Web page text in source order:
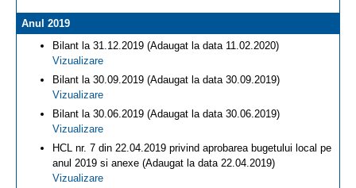
Anul 2019
Bilant la 31.12.2019 (Adaugat la data 11.02.2020)
Vizualizare
Bilant la 30.09.2019 (Adaugat la data 30.09.2019)
Vizualizare
Bilant la 30.06.2019 (Adaugat la data 30.06.2019)
Vizualizare
HCL nr. 7 din 22.04.2019 privind aprobarea bugetului local pe
anul 2019 si anexe (Adaugat la data 22.04.2019)
Vizualizare